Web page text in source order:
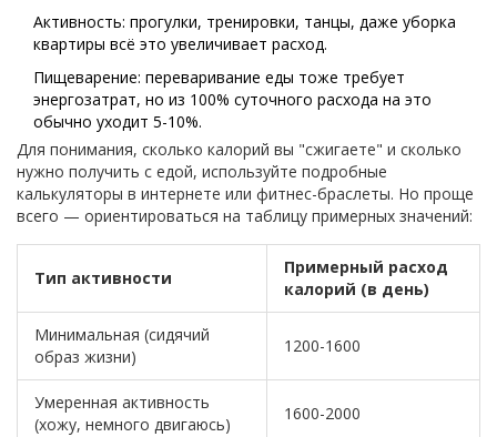
Активность: прогулки, тренировки, танцы, даже уборка
квартиры всё это увеличивает расход.
Пищеварение: переваривание еды тоже требует
энергозатрат, но из 100% суточного расхода на это
обычно уходит 5-10%.
Для понимания, сколько калорий вы "сжигаете" и сколько
нужно получить с едой, используйте подробные
калькуляторы в интернете или фитнес-браслеты. Но проще
всего — ориентироваться на таблицу примерных значений:
Тип активности
Примерный расход
калорий (в день)
Минимальная (сидячий
образ жизни)
1200-1600
Умеренная активность
(хожу, немного двигаюсь)
1600-2000